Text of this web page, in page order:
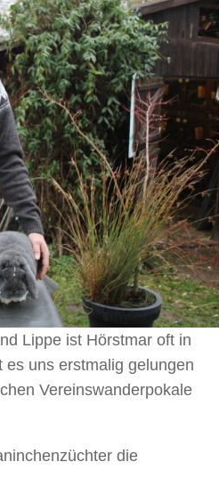
Lippe ist Hörstmar oft in
uns erstmalig gelungen
Vereinswanderpokale
die